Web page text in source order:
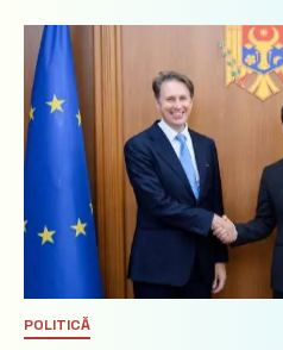
POLITICĂ